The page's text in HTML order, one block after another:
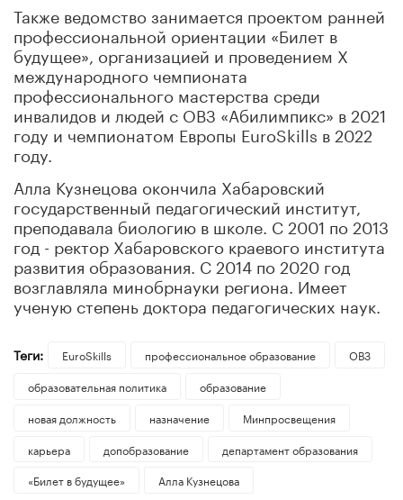
Также ведомство занимается проектом ранней
профессиональной ориентации «Билет в
будущее», организацией и проведением X
международного чемпионата
профессионального мастерства среди
инвалидов и людей с ОВЗ «Абилимпикс» в 2021
году и чемпионатом Европы EuroSkills в 2022
году.
Алла Кузнецова окончила Хабаровский
государственный педагогический институт,
преподавала биологию в школе. С 2001 по 2013
год - ректор Хабаровского краевого института
развития образования. С 2014 по 2020 год
возглавляла минобрнауки региона. Имеет
ученую степень доктора педагогических наук.
Теги: EuroSkills профессиональное образование
ОВЗ
образовательная политика
образование
новая должность
назначение
Минпросвещения
карьера
допобразование
департамент образования
«Билет в будущее»
Алла Кузнецова